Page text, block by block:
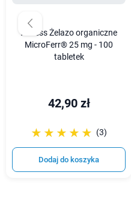
Aliness Żelazo organiczne
MicroFerr® 25 mg - 100
tabletek
42,90 zł
☆☆☆☆☆
★★★★★ (3)
Dodaj do koszyka